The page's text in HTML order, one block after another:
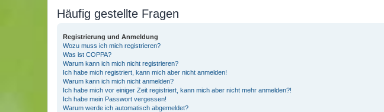
Häufig gestellte Fragen
Registrierung und Anmeldung
Wozu muss ich mich registrieren?
Was ist COPPA?
Warum kann ich mich nicht registrieren?
Ich habe mich registriert, kann mich aber nicht anmelden!
Warum kann ich mich nicht anmelden?
Ich habe mich vor einiger Zeit registriert, kann mich aber nicht mehr anmelden?!
Ich habe mein Passwort vergessen!
Warum werde ich automatisch abgemeldet?